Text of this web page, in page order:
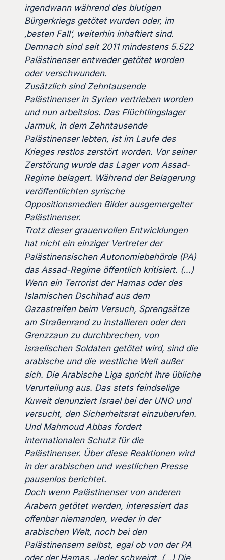
irgendwann während des blutigen
Bürgerkriegs getötet wurden oder, im
‚besten Fall‘, weiterhin inhaftiert sind.
Demnach sind seit 2011 mindestens 5.522
Palästinenser entweder getötet worden
oder verschwunden.
Zusätzlich sind Zehntausende
Palästinenser in Syrien vertrieben worden
und nun arbeitslos. Das Flüchtlingslager
Jarmuk, in dem Zehntausende
Palästinenser lebten, ist im Laufe des
Krieges restlos zerstört worden. Vor seiner
Zerstörung wurde das Lager vom Assad-
Regime belagert. Während der Belagerung
veröffentlichten syrische
Oppositionsmedien Bilder ausgemergelter
Palästinenser.
Trotz dieser grauenvollen Entwicklungen
hat nicht ein einziger Vertreter der
Palästinensischen Autonomiebehörde (PA)
das Assad-Regime öffentlich kritisiert. (…)
Wenn ein Terrorist der Hamas oder des
Islamischen Dschihad aus dem
Gazastreifen beim Versuch, Sprengsätze
am Straßenrand zu installieren oder den
Grenzzaun zu durchbrechen, von
israelischen Soldaten getötet wird, sind die
arabische und die westliche Welt außer
sich. Die Arabische Liga spricht ihre übliche
Verurteilung aus. Das stets feindselige
Kuweit denunziert Israel bei der UNO und
versucht, den Sicherheitsrat einzuberufen.
Und Mahmoud Abbas fordert
internationalen Schutz für die
Palästinenser. Über diese Reaktionen wird
in der arabischen und westlichen Presse
pausenlos berichtet.
Doch wenn Palästinenser von anderen
Arabern getötet werden, interessiert das
offenbar niemanden, weder in der
arabischen Welt, noch bei den
Palästinensern selbst, egal ob von der PA
oder der Hamas. Jeder schweigt. (…) Die